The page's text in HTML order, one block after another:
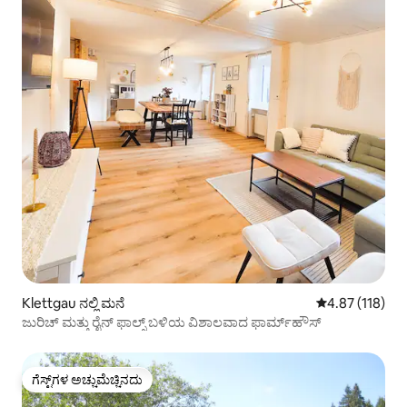
Klettgau ನಲ್ಲಿ ಮನೆ 5 ರಲ್ಲಿ 4.87
4.87 (118)
ಜುರಿಚ್ ಮತ್ತು ರೈನ್ ಫಾಲ್ಸ್ ಬಳಿಯ ವಿಶಾಲವಾದ ಫಾರ್ಮ್‌ಹೌಸ್
ಗೆಸ್ಟ್‌ಗಳ ಅಚ್ಚುಮೆಚ್ಚಿನದು
ಗೆಸ್ಟ್‌ಗಳ ಅಚ್ಚುಮೆಚ್ಚಿನದು